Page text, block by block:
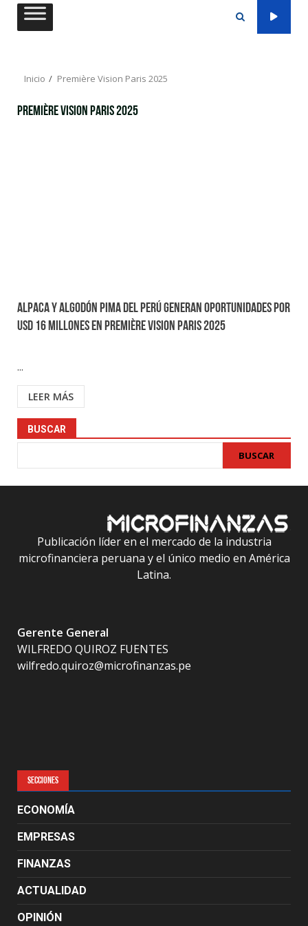
Saltar
Inicio Première Vision Paris 2025
Première Vision Paris 2025
Alpaca y algodón pima del Perú generan oportunidades por
USD 16 millones en Première Vision Paris 2025
...
LEER MÁS
BUSCAR
BUSCAR
Publicación líder en el mercado de la industria
microfinanciera peruana y el único medio en América
Latina.
Gerente General
WILFREDO QUIROZ FUENTES
wilfredo.quiroz@microfinanzas.pe
SECCIONES
ECONOMÍA
EMPRESAS
FINANZAS
ACTUALIDAD
OPINIÓN